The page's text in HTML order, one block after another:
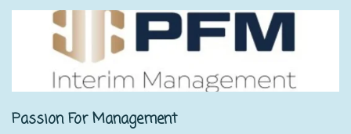
Passion For Management